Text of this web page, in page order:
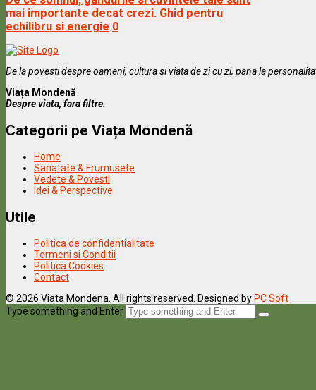
mai importante decat crezi. Ghid pentru
echilibru si energie 0
De la povesti despre oameni, cultura si viata de zi cu zi, pana la
Viața Mondenă
Despre viata, fara filtre.
Categorii pe Viața Mondenă
Home
Sanatate & Frumusete
Vedete & Povesti
Idei & Perspective
Utile
Politica de confidentialitate
Termeni si Conditii
Politica Cookies
Contact
© 2026 Viata Mondena. All rights reserved. Designed by PC Soft
Type something and Enter